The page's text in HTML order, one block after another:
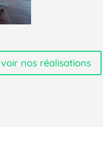
voir nos réalisations